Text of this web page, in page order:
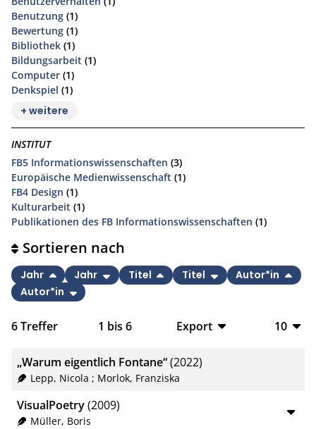
Benutzung (1)
Bewertung (1)
Bibliothek (1)
Bildungsarbeit (1)
Computer (1)
Denkspiel (1)
+ weitere
INSTITUT
FB5 Informationswissenschaften (3)
Europäische Medienwissenschaft (1)
FB4 Design (1)
Kulturarbeit (1)
Publikationen des FB Informationswissenschaften (1)
6Treffer 1 bis 6
Export
10
Sortieren nach
Jahr Jahr Titel Titel
Autor*in
Autor*in
„Warum eigentlich Fontane“(2022)
Lepp, Nicola ; Morlok, Franziska
VisualPoetry(2009)
Müller, Boris